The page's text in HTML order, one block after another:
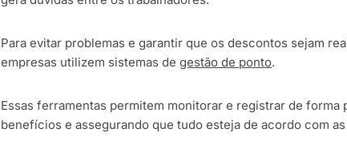
Para evitar problemas e garantir que os descontos sejam
empresas utilizem sistemas de gestão de ponto.
Essas ferramentas permitem monitorar e registrar de forma
benefícios e assegurando que tudo esteja de acordo com